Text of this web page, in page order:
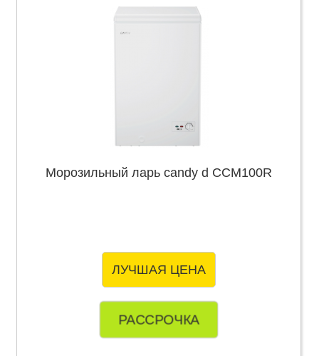
Морозильный ларь candy d CCM100R
ЛУЧШАЯ ЦЕНА
РАССРОЧКА